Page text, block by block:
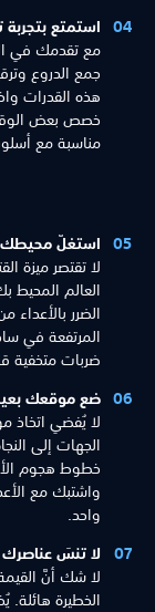
استمتع بتجربة
مع تقدمك في
جمع الدروع
هذه القدرات
خصص بعض الوقت
مناسبة مع
استغلّ محيطك
لا تقتصر ميزة
العالم المحيط
الضرر بالأعداء
المرتفعة في
ضربات متخفية
ضع موقعك بعين
لا يُفضي اتخاذ
الجهات إلى
خطوط هجوم
واشتبك مع
واحد.
لا تنسَ عناصرك
لا شك أنَّ القيمة
الخطيرة هائلة.